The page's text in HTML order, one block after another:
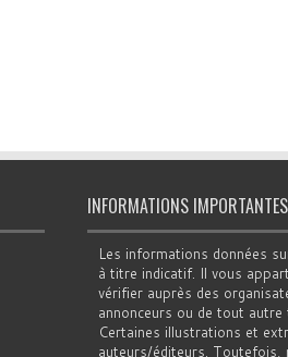
INFORMATIONS IMPORTANTES
Les informations données
à titre indicatif. Il vous
vérifier auprès des
annonceurs ou de tout autre
Certaines illustrations et
auteurs/éditeurs. Toutefois,